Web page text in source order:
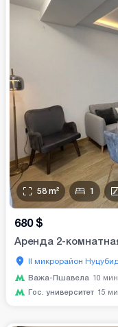
58 m² 1
680 $
Аренда 2-
II микрорайон
Важа-Пшавела 10 мин
Гос. университет 15